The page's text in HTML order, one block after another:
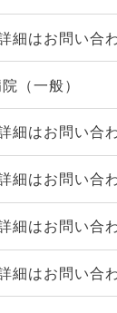
細はお問い合
（一般）
細はお問い合
細はお問い合
細はお問い合
細はお問い合